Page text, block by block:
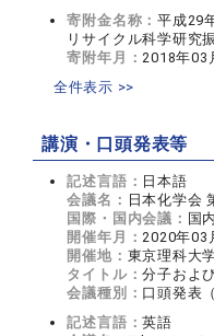
寄附金名称：平成29
リサイクル科学研究
寄附年月： 2018年03
全件表示 >>
講演・口頭発表等
記述言語： 日本語
会議名： 日本化学会
国際・国内会議： 国
開催年月： 2020年03
開催地： 東京理科大
タイトル：分子およ
会議種別： 口頭発表
記述言語：英語